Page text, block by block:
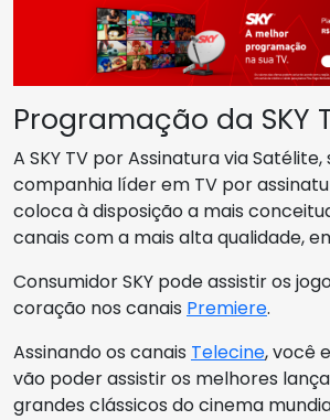
Programação da SKY
A SKY TV por Assinatura via Satélite,
companhia líder em TV por
coloca à disposição a mais
canais com a mais alta qualidade,
Consumidor SKY pode assistir os
coração nos canais Premiere.
Assinando os canais Telecine, você
vão poder assistir os melhores
grandes clássicos do cinema